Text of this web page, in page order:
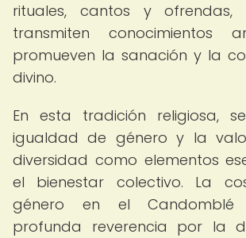
rituales, cantos y ofrendas,
transmiten conocimientos
promueven la sanación y la
divino.
En esta tradición religiosa,
igualdad de género y la
diversidad como elementos
el bienestar colectivo. La
género en el Candomblé
profunda reverencia por la